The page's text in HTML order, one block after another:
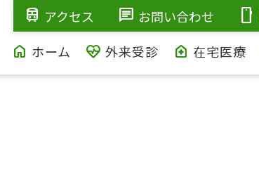
home ホーム ecg_heart 外来受診 home_health 在宅医療
train アクセス chat お問い合わせ smartphone